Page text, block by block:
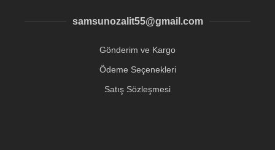
samsunozalit55@gmail.com
Gönderim ve Kargo
Ödeme Seçenekleri
Satış Sözleşmesi